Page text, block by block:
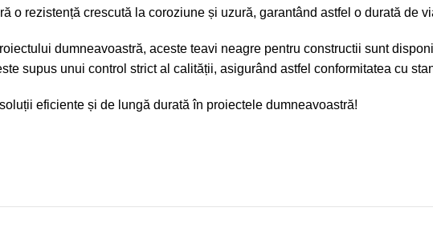
o rezistență crescută la coroziune și uzură, garantând astfel o durată de
dumneavoastră, aceste teavi neagre pentru constructii sunt
supus unui control strict al calității, asigurând astfel conformitatea cu
eficiente și de lungă durată în proiectele dumneavoastră!